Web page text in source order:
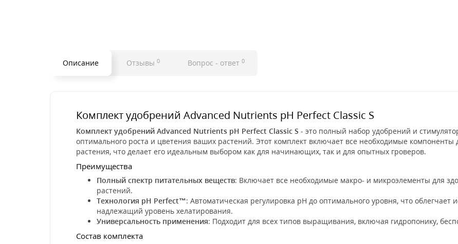
Описание Отзывы 0 Вопрос - ответ 0
Комплект удобрений Advanced Nutrients pH Perfect Classic S
Комплект удобрений Advanced Nutrients pH Perfect Classic S - это полный набор удобрений и
оптимального роста и цветения ваших растений. Этот комплект включает все необходимые компоненты
растения, что делает его идеальным выбором как для начинающих, так и для опытных гроверов.
Преимущества
Полный спектр питательных веществ: Включает все необходимые макро- и микроэлементы для
растений.
Технология pH Perfect™: Автоматическая регулировка pH до оптимального уровня, что
надлежащий уровень хелатирования.
Универсальность применения: Подходит для всех типов выращивания, включая гидропонику,
Состав комплекта